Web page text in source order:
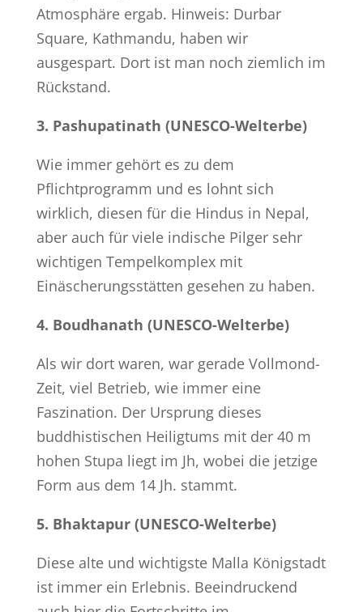
Atmosphäre ergab. Hinweis: Durbar
Square, Kathmandu, haben wir
ausgespart. Dort ist man noch ziemlich im
Rückstand.
3. Pashupatinath (UNESCO-Welterbe)
Wie immer gehört es zu dem
Pflichtprogramm und es lohnt sich
wirklich, diesen für die Hindus in Nepal,
aber auch für viele indische Pilger sehr
wichtigen Tempelkomplex mit
Einäscherungsstätten gesehen zu haben.
4. Boudhanath (UNESCO-Welterbe)
Als wir dort waren, war gerade Vollmond-
Zeit, viel Betrieb, wie immer eine
Faszination. Der Ursprung dieses
buddhistischen Heiligtums mit der 40 m
hohen Stupa liegt im Jh, wobei die jetzige
Form aus dem 14 Jh. stammt.
5. Bhaktapur (UNESCO-Welterbe)
Diese alte und wichtigste Malla Königstadt
ist immer ein Erlebnis. Beeindruckend